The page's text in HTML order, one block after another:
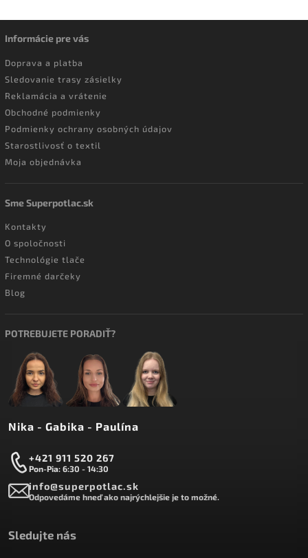
Informácie pre vás
Doprava a platba
Sledovanie trasy zásielky
Reklamácia a vrátenie
Obchodné podmienky
Podmienky ochrany osobných údajov
Starostlivosť o textil
Moja objednávka
Sme Superpotlac.sk
Kontakty
O spoločnosti
Technológie tlače
Firemné darčeky
Blog
POTREBUJETE PORADIŤ?
Nika - Gabika - Paulína
+421 911 520 267
Pon-Pia: 6:30 - 14:30
info@superpotlac.sk
Odpovedáme hneď ako najrýchlejšie je to možné.
Sledujte nás